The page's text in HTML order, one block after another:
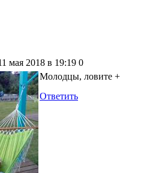
мая 2018 в 19:19 0
Молодцы, ловите +
Ответить